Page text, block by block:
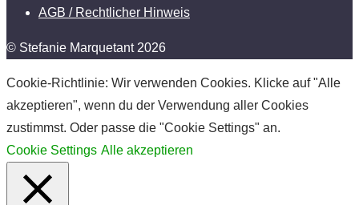
AGB / Rechtlicher Hinweis
© Stefanie Marquetant 2026
Cookie-Richtlinie: Wir verwenden Cookies. Klicke auf "Alle
akzeptieren", wenn du der Verwendung aller Cookies
zustimmst. Oder passe die "Cookie Settings" an.
Cookie Settings Alle akzeptieren